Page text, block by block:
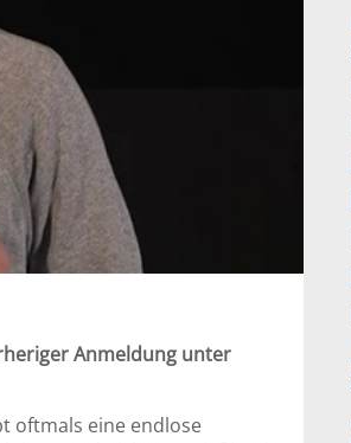
Anmeldung unter
oftmals eine endlose